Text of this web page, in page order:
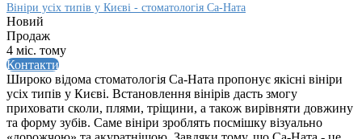
Вініри усіх типів у Києві - стоматологія Са-Ната
Новий
Продаж
4 міс. тому
Контакти
Широко відома стоматологія Са-Ната пропонує якісні вініри
усіх типів у Києві. Встановлення вінірів дасть змогу
приховати сколи, плями, тріщини, а також вирівняти довжину
та форму зубів. Саме вініри зроблять посмішку візуально